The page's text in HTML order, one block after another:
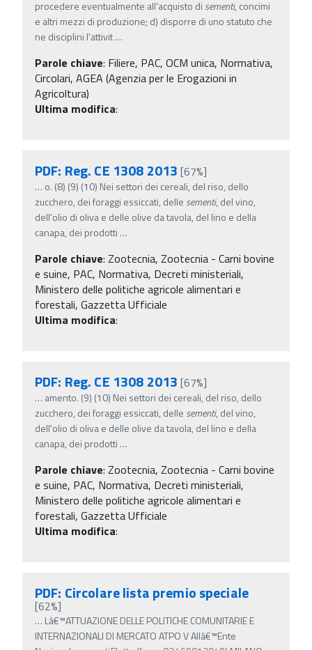
procedere eventualmente all'acquisto di sementi, concimi
e altri mezzi di produzione; d) disporre di uno statuto che
ne disciplini l'attivit…
Parole chiave: Filiere, PAC, OCM unica, Normativa,
Circolari, AGEA (Agenzia per le Erogazioni in
Agricoltura)
Ultima modifica:
PDF: Reg. CE 1308 2013 [67%]
… o. (8) (9) (10) Nei settori dei cereali, del riso, dello
zucchero, dei foraggi essiccati, delle sementi, del vino,
dell'olio di oliva e delle olive da tavola, del lino e della
canapa, dei prodotti …
Parole chiave: Zootecnia, Zootecnia - Carni bovine
e suine, PAC, Normativa, Decreti ministeriali,
Ministero delle politiche agricole alimentari e
forestali, Gazzetta Ufficiale
Ultima modifica:
PDF: Reg. CE 1308 2013 [67%]
… amento. (9) (10) Nei settori dei cereali, del riso, dello
zucchero, dei foraggi essiccati, delle sementi, del vino,
dell'olio di oliva e delle olive da tavola, del lino e della
canapa, dei prodotti …
Parole chiave: Zootecnia, Zootecnia - Carni bovine
e suine, PAC, Normativa, Decreti ministeriali,
Ministero delle politiche agricole alimentari e
forestali, Gazzetta Ufficiale
Ultima modifica:
PDF: Circolare lista premio speciale
[62%]
… Lâ€™ATTUAZIONE DELLE POLITICHE COMUNITARIE E
INTERNAZIONALI DI MERCATO ATPO V Allâ€™Ente